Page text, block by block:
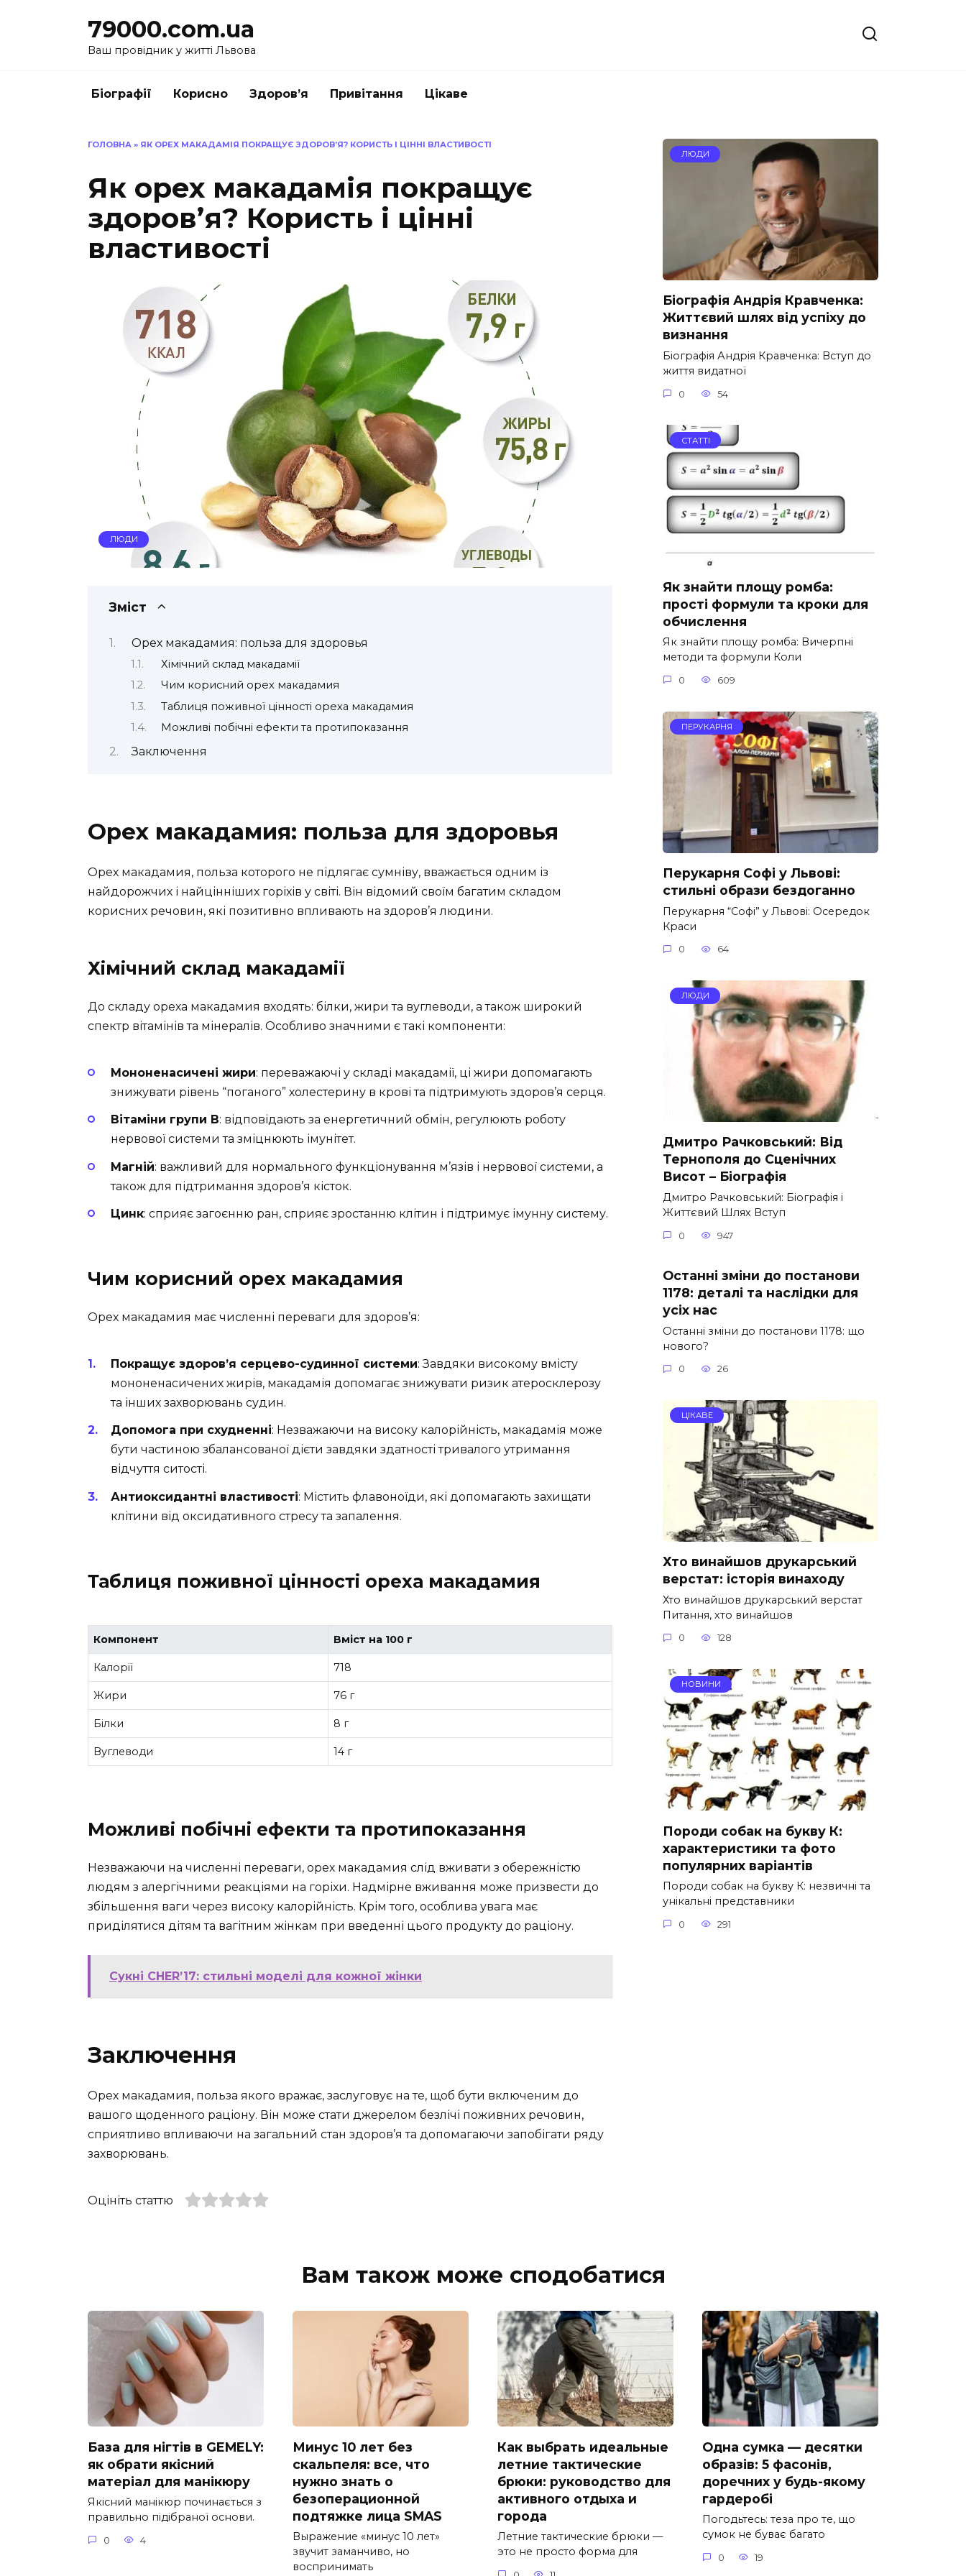
79000.com.ua
Ваш провідник у житті Львова
Біографії Корисно Здоров’я Привітання Цікаве
ГОЛОВНА » ЯК ОРЕХ МАКАДАМІЯ ПОКРАЩУЄ ЗДОРОВ’Я? КОРИСТЬ І ЦІННІ ВЛАСТИВОСТІ
Як орех макадамія покращує
здоров’я? Користь і цінні
властивості
ЛЮДИ
Зміст
Орех макадамия: польза для здоровья
Хімічний склад макадамії
Чим корисний орех макадамия
Таблиця поживної цінності ореха макадамия
Можливі побічні ефекти та протипоказання
Заключення
Орех макадамия: польза для здоровья
Орех макадамия, польза которого не підлягає сумніву, вважається одним із
найдорожчих і найцінніших горіхів у світі. Він відомий своїм багатим складом
корисних речовин, які позитивно впливають на здоров’я людини.
Хімічний склад макадамії
До складу ореха макадамия входять: білки, жири та вуглеводи, а також широкий
спектр вітамінів та мінералів. Особливо значними є такі компоненти:
Мононенасичені жири: переважаючі у складі макадамії, ці жири допомагають
знижувати рівень “поганого” холестерину в крові та підтримують здоров’я серця.
Вітаміни групи В: відповідають за енергетичний обмін, регулюють роботу
нервової системи та зміцнюють імунітет.
Магній: важливий для нормального функціонування м’язів і нервової системи, а
також для підтримання здоров’я кісток.
Цинк: сприяє загоєнню ран, сприяє зростанню клітин і підтримує імунну систему.
Чим корисний орех макадамия
Орех макадамия має численні переваги для здоров’я:
Покращує здоров’я серцево-судинної системи: Завдяки високому вмісту
мононенасичених жирів, макадамія допомагає знижувати ризик атеросклерозу
та інших захворювань судин.
Допомога при схудненні: Незважаючи на високу калорійність, макадамія може
бути частиною збалансованої дієти завдяки здатності тривалого утримання
відчуття ситості.
Антиоксидантні властивості: Містить флавоноїди, які допомагають захищати
клітини від оксидативного стресу та запалення.
Таблиця поживної цінності ореха макадамия
Компонент Вміст на 100 г
Калорії 718
Жири 76 г
Білки 8 г
Вуглеводи 14 г
Можливі побічні ефекти та протипоказання
Незважаючи на численні переваги, орех макадамия слід вживати з обережністю
людям з алергічними реакціями на горіхи. Надмірне вживання може призвести до
збільшення ваги через високу калорійність. Крім того, особлива увага має
приділятися дітям та вагітним жінкам при введенні цього продукту до раціону.
Сукні CHER’17: стильні моделі для кожної жінки
Заключення
Орех макадамия, польза якого вражає, заслуговує на те, щоб бути включеним до
вашого щоденного раціону. Він може стати джерелом безлічі поживних речовин,
сприятливо впливаючи на загальний стан здоров’я та допомагаючи запобігати ряду
захворювань.
Оцініть статтю
ЛЮДИ
Біографія Андрія Кравченка:
Життєвий шлях від успіху до
визнання
Біографія Андрія Кравченка: Вступ до
життя видатної
0 54
СТАТТІ
Як знайти площу ромба:
прості формули та кроки для
обчислення
Як знайти площу ромба: Вичерпні
методи та формули Коли
0 609
ПЕРУКАРНЯ
Перукарня Софі у Львові:
стильні образи бездоганно
Перукарня “Софі” у Львові: Осередок
Краси
0 64
ЛЮДИ
Дмитро Рачковський: Від
Тернополя до Сценічних
Висот – Біографія
Дмитро Рачковський: Біографія і
Життєвий Шлях Вступ
0 947
Останні зміни до постанови
1178: деталі та наслідки для
усіх нас
Останні зміни до постанови 1178: що
нового?
0 26
ЦІКАВЕ
Хто винайшов друкарський
верстат: історія винаходу
Хто винайшов друкарський верстат
Питання, хто винайшов
0 128
НОВИНИ
Породи собак на букву К:
характеристики та фото
популярних варіантів
Породи собак на букву К: незвичні та
унікальні представники
0 291
Вам також може сподобатися
База для нігтів в GEMELY:
як обрати якісний
матеріал для манікюру
Якісний манікюр починається з
правильно підібраної основи.
0 4
Минус 10 лет без
скальпеля: все, что
нужно знать о
безоперационной
подтяжке лица SMAS
Выражение «минус 10 лет»
звучит заманчиво, но
воспринимать
Как выбрать идеальные
летние тактические
брюки: руководство для
активного отдыха и
города
Летние тактические брюки —
это не просто форма для
Одна сумка — десятки
образів: 5 фасонів,
доречних у будь-якому
гардеробі
Погодьтесь: теза про те, що
сумок не буває багато
0 19